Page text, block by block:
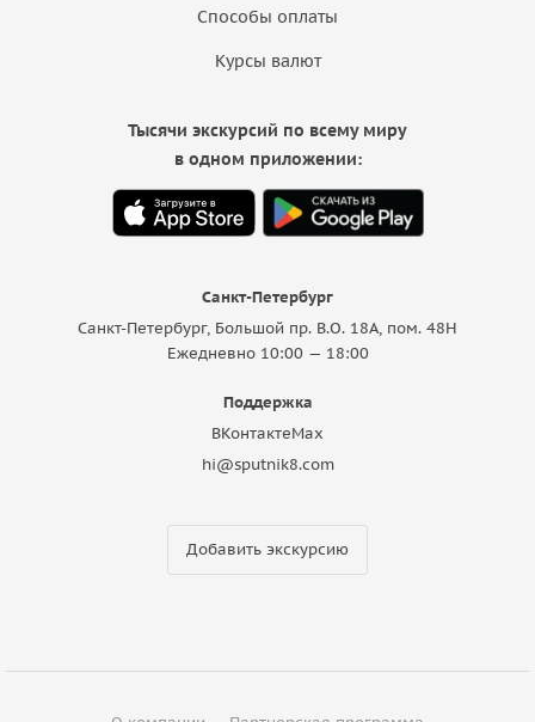
Способы оплаты
Курсы валют
Санкт-Петербург
Санкт-Петербург, Большой пр. В.О. 18A, пом. 48Н
Ежедневно 10:00 — 18:00
Поддержка
ВКонтактеMax
hi@sputnik8.com
Добавить экскурсию
Тысячи экскурсий по всему миру
в одном приложении: